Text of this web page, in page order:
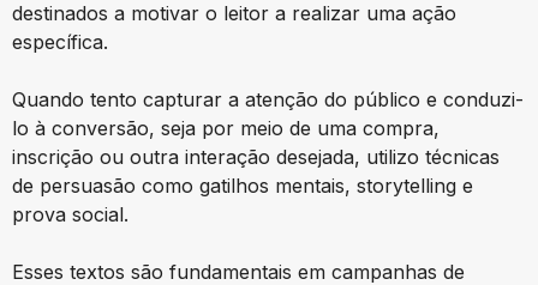
destinados a motivar o leitor a realizar uma ação
específica.
Quando tento capturar a atenção do público e conduzi-
lo à conversão, seja por meio de uma compra,
inscrição ou outra interação desejada, utilizo técnicas
de persuasão como gatilhos mentais, storytelling e
prova social.
Esses textos são fundamentais em campanhas de